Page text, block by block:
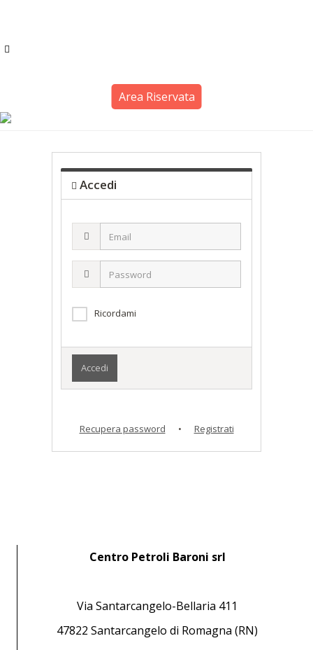
Area Riservata
Accedi
Ricordami
Recupera password • Registrati
Centro Petroli Baroni srl
Via Santarcangelo-Bellaria 411
47822 Santarcangelo di Romagna (RN)